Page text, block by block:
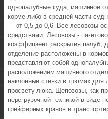
однопалубные суда, машинное
корме либо в средней части
— от 0,5 до 0,6. Все лесовозы
средствами. Лесовозы -
коэффициент раскрытия палуб,
отделение расположены в
представляют собой
расположением машинного
наклонные стенки в трюмах для
просвету люка. Щеповозы, как
перегрузочной техникой в
грейферных кранов и